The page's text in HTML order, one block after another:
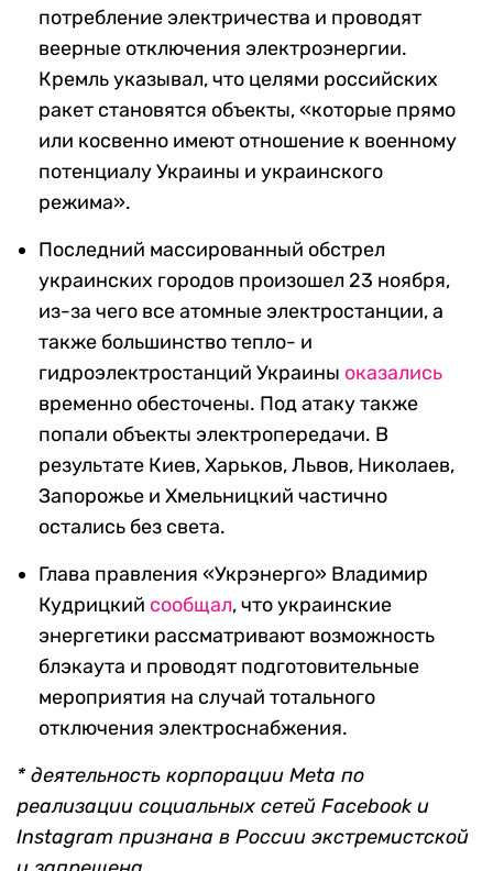
потребление электричества и проводят
веерные отключения электроэнергии.
Кремльуказывал, что целями российских
ракет становятся объекты, «которые прямо
или косвенно имеют отношение к военному
потенциалу Украины и украинского
режима».
Последний массированный обстрел
украинских городов произошел 23 ноября,
из-за чего все атомные электростанции, а
также большинство тепло- и
гидроэлектростанций Украины оказались
временно обесточены. Под атаку также
попали объекты электропередачи. В
результате Киев, Харьков, Львов, Николаев,
Запорожье и Хмельницкий частично
остались без света.
Глава правления «Укрэнерго» Владимир
Кудрицкий сообщал, что украинские
энергетики рассматривают возможность
блэкаута и проводят подготовительные
мероприятия на случай тотального
отключения электроснабжения.
* деятельность корпорации Meta по
реализации социальных сетей Facebook и
Instagram признана в России экстремистской